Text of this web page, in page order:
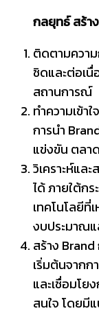
กลยุทธ์ สร้า
ติดตามควา
ชิดและต่อเนื่
สถานการณ์
ทำความเข้า
การนำ
แข่งขัน ตลา
วิเคราะห์แล
ได้ ภายใต้ก
เทคโนโลยีที่
งบประมาณ
สร้าง
เริ่มต้นจากก
และเชื่อมโย
สนใจ โดยมี